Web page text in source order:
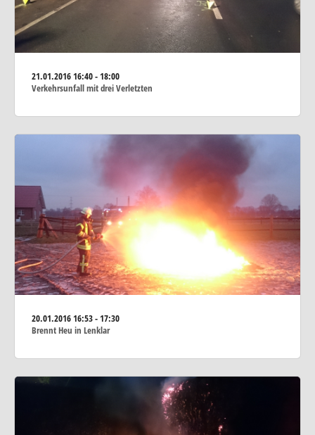
21.01.201616:40 - 18:00
Verkehrsunfall mit drei Verletzten
20.01.201616:53 - 17:30
Brennt Heu in Lenklar